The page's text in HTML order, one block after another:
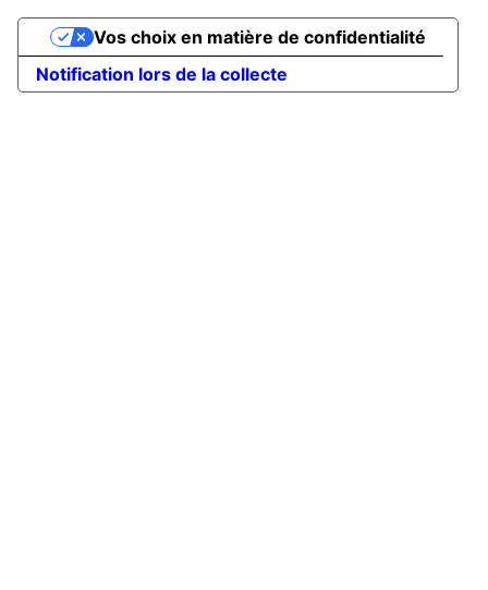
Notification lors de la collecte
Vos choix en matière de confidentialité